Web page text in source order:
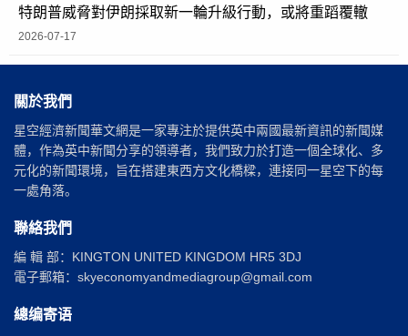
特朗普威脅對伊朗採取新一輪升級行動，或將重蹈覆轍
2026-07-17
關於我們
星空經濟新聞華文網是一家專注於提供英中兩國最新資訊的新聞媒
體，作為英中新聞分享的領導者，我們致力於打造一個全球化、多
元化的新聞環境，旨在搭建東西方文化橋樑，連接同一星空下的每
一處角落。
聯絡我們
編 輯 部：KINGTON UNITED KINGDOM HR5 3DJ
電子郵箱：skyeconomyandmediagroup@gmail.com
總编寄语